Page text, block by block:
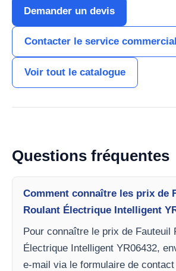
Demander un devis
Contacter le service commercial
Voir tout le catalogue
Questions fréquentes
Comment connaître les prix de
Roulant Électrique Intelligent
Pour connaître le prix de Fauteuil
Électrique Intelligent YR06432,
e-mail via le formulaire de contact